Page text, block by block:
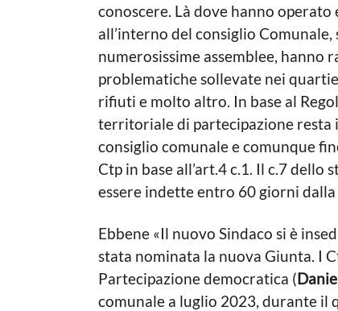
conoscere. Là dove hanno
all’interno del consiglio
numerosissime assemblee,
problematiche sollevate nei
rifiuti e molto altro. In base al
territoriale di partecipazione resta
consiglio comunale e comunque
Ctp in base all’art.4 c.1. Il c.7 dello
essere indette entro 60 giorni dalla
Ebbene «Il nuovo Sindaco si è
stata nominata la nuova Giunta. I
Partecipazione democratica (
comunale a luglio 2023, durante il